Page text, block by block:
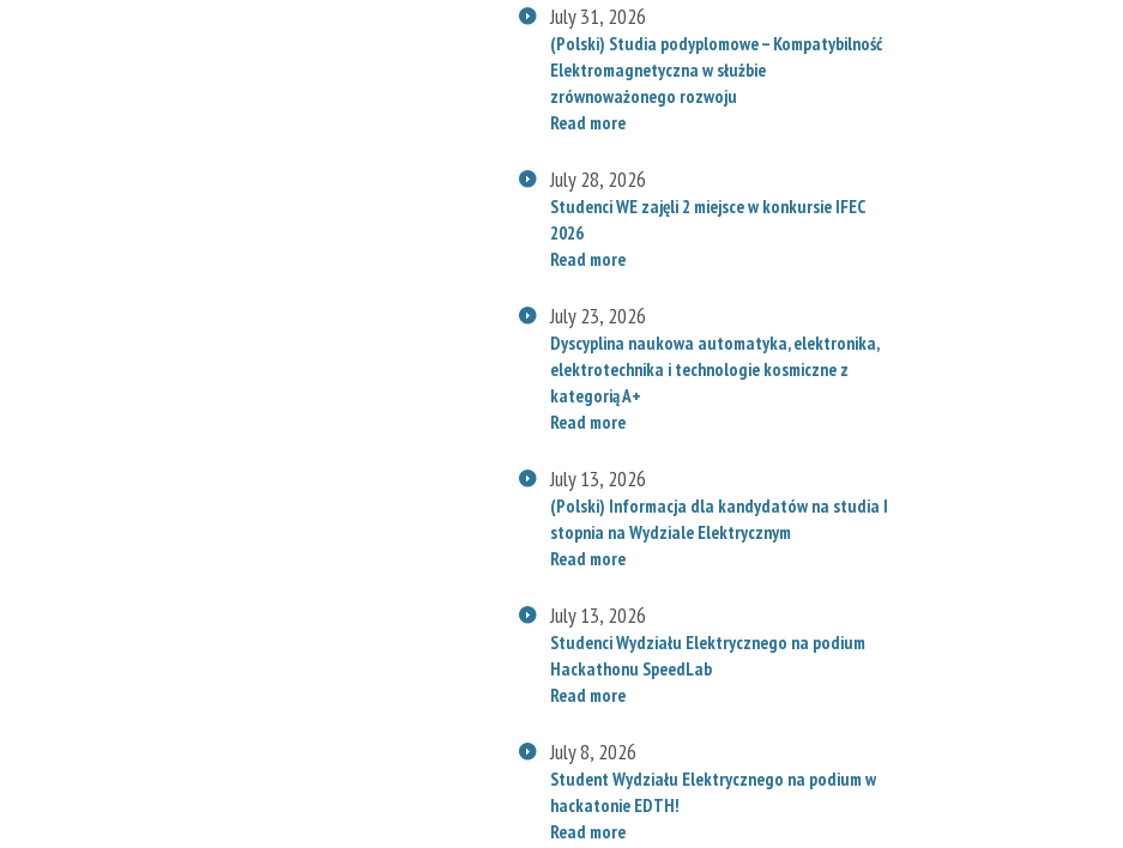
July 31, 2026
(Polski) Studia podyplomowe – Kompatybilność
Elektromagnetyczna w służbie
zrównoważonego rozwoju
Read more
July 28, 2026
Studenci WE zajęli 2 miejsce w konkursie IFEC
2026
Read more
July 23, 2026
Dyscyplina naukowa automatyka, elektronika,
elektrotechnika i technologie kosmiczne z
kategorią A+
Read more
July 13, 2026
(Polski) Informacja dla kandydatów na studia I
stopnia na Wydziale Elektrycznym
Read more
July 13, 2026
Studenci Wydziału Elektrycznego na podium
Hackathonu SpeedLab
Read more
July 8, 2026
Student Wydziału Elektrycznego na podium w
hackatonie EDTH!
Read more